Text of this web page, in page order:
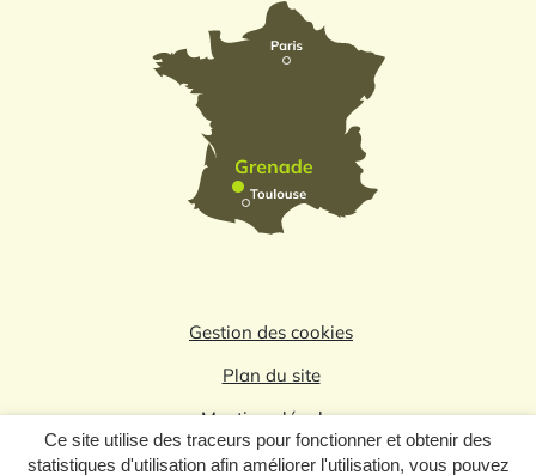
Ce site utilise des traceurs pour fonctionner et obtenir des
statistiques d'utilisation afin améliorer l'utilisation, vous pouvez
Gestion des cookies
Plan du site
Mentions légales
Politique de confidentialité